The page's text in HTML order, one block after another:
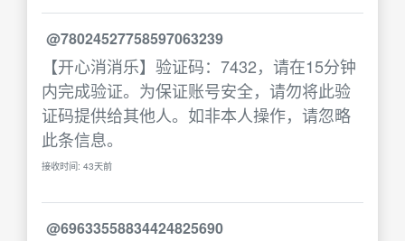
@78024527758597063239
【开心消消乐】验证码：7432，请在15分钟
内完成验证。为保证账号安全，请勿将此验
证码提供给其他人。如非本人操作，请忽略
此条信息。
接收时间: 43天前
@69633558834424825690